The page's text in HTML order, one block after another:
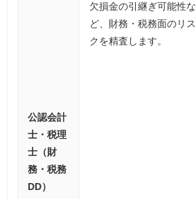
公認会計
士・税理
士（財
務・税務
DD）
欠損金の引継ぎ可能性な
ど、財務・税務面のリス
クを精査します。